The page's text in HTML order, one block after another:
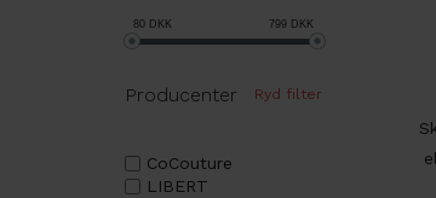
80 DKK 799 DKK
Producenter Ryd filter
CoCouture
LIBERT